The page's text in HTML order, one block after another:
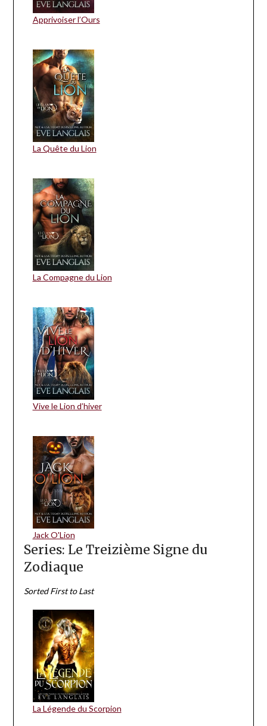
Apprivoiser l’Ours
La Quête du Lion
La Compagne du Lion
Vive le Lion d’hiver
Jack O'Lion
Series: Le Treizième Signe du
Zodiaque
Sorted First to Last
La Légende du Scorpion